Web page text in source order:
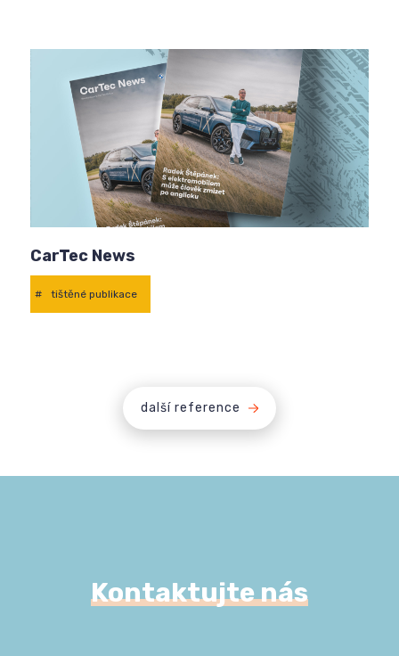
CarTec News
# tištěné publikace
další reference
Kontaktujte nás